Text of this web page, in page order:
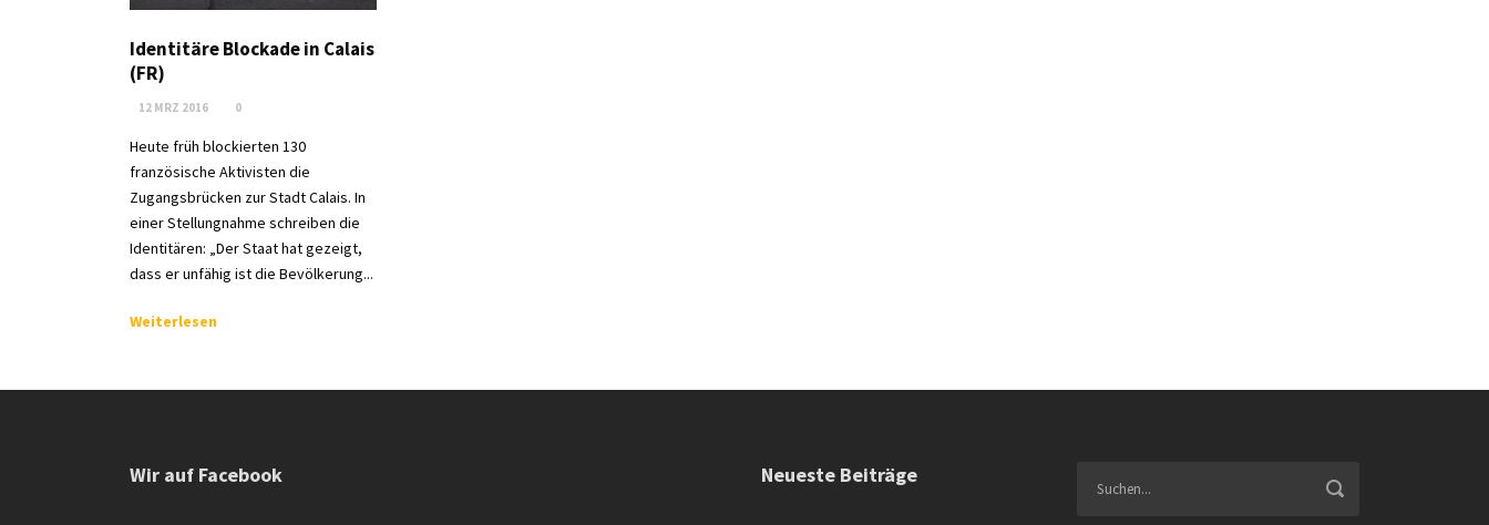
Identitäre Blockade in Calais
(FR)
12 MRZ 2016 0
Heute früh blockierten 130
französische Aktivisten die
Zugangsbrücken zur Stadt Calais. In
einer Stellungnahme schreiben die
Identitären: „Der Staat hat gezeigt,
dass er unfähig ist die Bevölkerung...
Weiterlesen
Wir auf Facebook Neueste Beiträge